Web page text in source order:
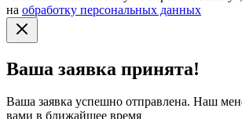
на обработку персональных данных
Ваша заявка принята!
Ваша заявка успешно отправлена. Наш
вами в ближайшее время